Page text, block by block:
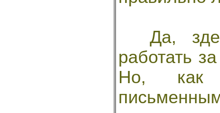
Да,
работать
Но, как